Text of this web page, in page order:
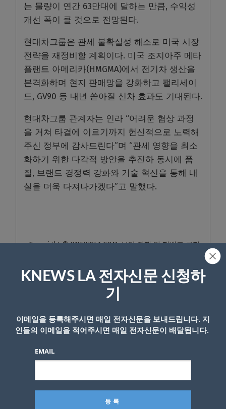
는 물량이 연간 63만대에 달하는 만큼, 수익성
개선 폭이 클 것으로 전망된다.
현대차그룹은 관세 불확실성 해소로 미국 시장
전략을 재정비할 계획이다. 미국 조지아주 메타
플랜트 아메리카(HMGMA)에서 전기차 생산을
본격화하며 현지 판매망을 강화하고 팰리세이
드, GV90 등 내년 쏟아질 신차 효과도 기대된다.
현대차그룹 관계자는 인라 “어려운 협상 과정
을 거쳐 타결에 이르기까지 헌신적으로 노력해
주신 정부에 감사드린다”며 “관세 영향을 최소
화하기 위한 다각적 방안을 추진하 동시에 품
질, 브랜드 경쟁력 강화와 기술 혁신을 통해 내
실을 더욱 다져나가겠다”고 말했다.
- Copyright © KNEWSLA.COM, 무단 전재 및 재배포 금지
답글 남기기
이메일 주소는 공개되지 않습니다.
*
KNEWS LA 전자신문 신청하
기
이메일을 등록해주시면 매일 전자신문을 보내드립니다. 지
인들의 이메일을 적어주시면 매일 전자신문이 배달됩니다.
EMAIL